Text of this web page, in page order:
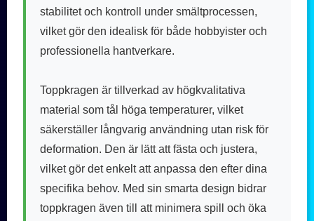
stabilitet och kontroll under smältprocessen,
vilket gör den idealisk för både hobbyister och
professionella hantverkare.
Toppkragen är tillverkad av högkvalitativa
material som tål höga temperaturer, vilket
säkerställer långvarig användning utan risk för
deformation. Den är lätt att fästa och justera,
vilket gör det enkelt att anpassa den efter dina
specifika behov. Med sin smarta design bidrar
toppkragen även till att minimera spill och öka